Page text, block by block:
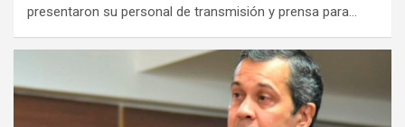
presentaron su personal de transmisión y prensa para…